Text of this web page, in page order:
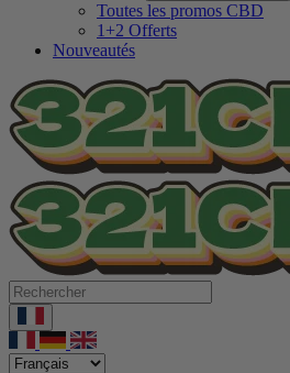
Toutes les promos CBD
1+2 Offerts
Nouveautés